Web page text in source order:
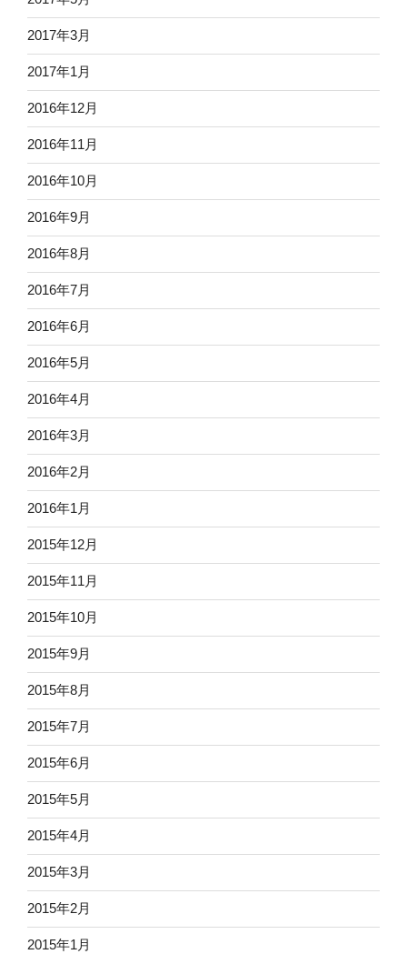
2017年3月
2017年1月
2016年12月
2016年11月
2016年10月
2016年9月
2016年8月
2016年7月
2016年6月
2016年5月
2016年4月
2016年3月
2016年2月
2016年1月
2015年12月
2015年11月
2015年10月
2015年9月
2015年8月
2015年7月
2015年6月
2015年5月
2015年4月
2015年3月
2015年2月
2015年1月